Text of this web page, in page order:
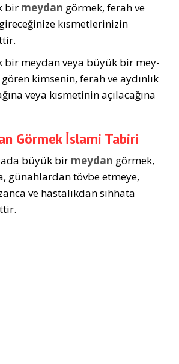
bir meydan görmek, ferah ve
kısmetlerinizin
bir meydan veya büyük bir mey­
kimsenin, ferah ve aydınlık
veya kısmetinin açılacağına
Görmek İslami Tabiri
büyük bir meydan görmek,
günahlardan tövbe etmeye,
ve hastalıkdan sıhhata